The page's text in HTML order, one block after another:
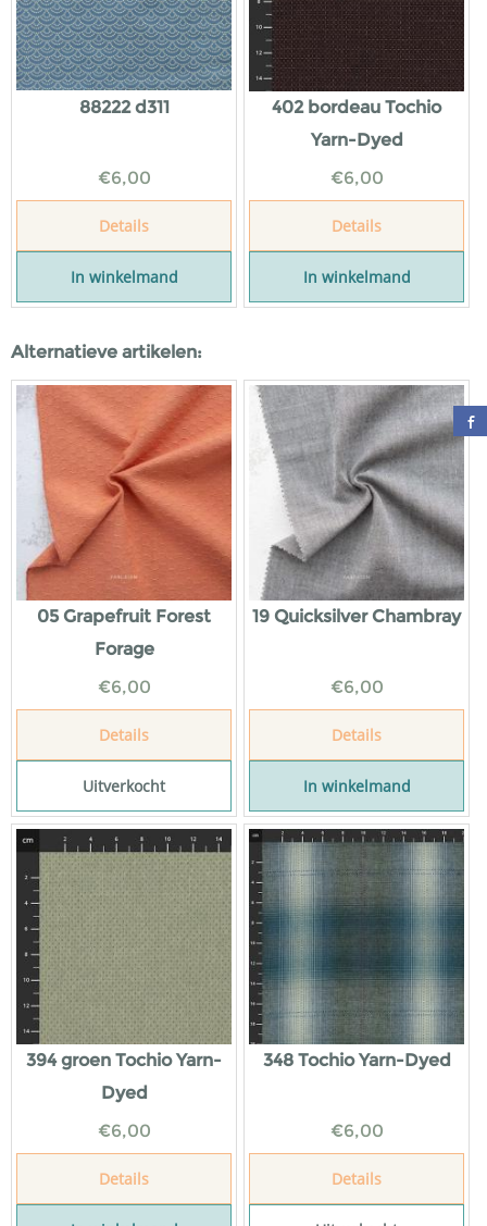
88222 d311
€6,00
Details
In winkelmand
402 bordeau Tochio
Yarn-Dyed
€6,00
Details
In winkelmand
Alternatieve artikelen:
05 Grapefruit Forest
Forage
€6,00
Details
Uitverkocht
19 Quicksilver Chambray
€6,00
Details
In winkelmand
394 groen Tochio Yarn-
Dyed
€6,00
Details
348 Tochio Yarn-Dyed
€6,00
Details